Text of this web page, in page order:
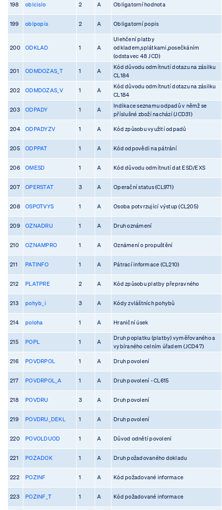
198 oblcislo 2 A Obligatorní hodnota
199 oblpopis 2 A Obligatorní popis
200 ODKLAD 1 A
Ulehčení platby
odkladem,splátkami,posečkáním
(odstavec 48 JCD)
201 ODMDOZAS_T 1 A
Kód důvodu odmítnutí dotazu na zásilku
CL184
202 ODMDOZAS_V 1 A
Kód důvodu odmítnutí dotazu na zásilku
CL184
203 ODPADY 1 A
Indikace seznamu odpadů v němž se
příslušné zboží nachází (JCD31)
204 ODPADYZV 1 A Kód způsobu využití odpadů
205 ODPPAT 1 A Kód odpovědi na pátrání
206 OMESD 1 A Kód důvodu odmítnutí dat ESD/EXS
207 OPERSTAT 3 A Operační status (CL971)
208 OSPOTVYS 1 A Osoba potvrzující výstup (CL205)
209 OZNADRU 1 A Druh oznámení
210 OZNAMPRO 1 A Oznámení o propuštění
211 PATINFO 1 A Pátrací informace (CL210)
212 PLATPRE 2 A Kód způsobu platby přepravného
213 pohyb_i 3 A Kódy zvláštních pohybů
214 poloha 1 A Hraniční úsek
215 POPL 1 A
Druh poplatku (platby) vyměřovaného a
vybíraného celním úřadem (JCD47)
216 POVDRPOL 1 A Druh povolení
217 POVDRPOL_A 1 A Druh povolení - CL615
218 POVDRU 3 A Druh povolení
219 POVDRU_DEKL 1 A Druh povolení
220 POVOLDUOD 1 A Důvod odnětí povolení
221 POZADOK 1 A Druh požadovaného dokladu
222 POZINF 1 A Kód požadované informace
223 POZINF_T 1 A Kód požadované informace